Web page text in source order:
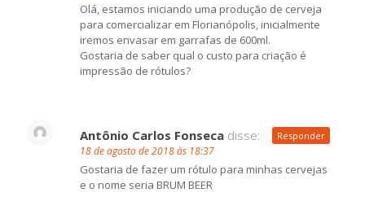
Olá, estamos iniciando uma produção de cerveja
para comercializar em Florianópolis, inicialmente
iremos envasar em garrafas de 600ml.
Gostaria de saber qual o custo para criação é
impressão de rótulos?
Antônio Carlos Fonseca disse:
18 de agosto de 2018 às 18:37
Gostaria de fazer um rótulo para minhas cervejas
e o nome seria BRUM BEER
Responder